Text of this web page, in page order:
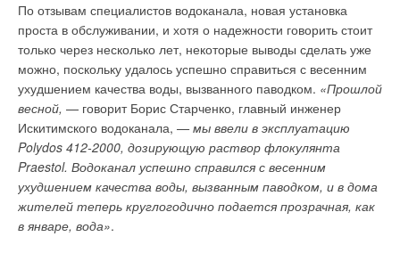
По отзывам специалистов водоканала, новая установка
проста в обслуживании, и хотя о надежности говорить стоит
только через несколько лет, некоторые выводы сделать уже
можно, поскольку удалось успешно справиться с весенним
ухудшением качества воды, вызванного паводком. «Прошлой
весной, — говорит Борис Старченко, главный инженер
Искитимского водоканала, — мы ввели в эксплуатацию
Polydos 412-2000, дозирующую раствор флокулянта
Praestol. Водоканал успешно справился с весенним
ухудшением качества воды, вызванным паводком, и в дома
жителей теперь круглогодично подается прозрачная, как
в январе, вода».
Текст комментария
описывает счетчики расхода
на отопления, не
потребляющих
энергопитания и
основанных на принципе
парообразования.
Огандарты устанавливают
основные требования к
конструкции, материалу,
изготовлению, монтажу,
работе и к оценке основных
параметров, которые
чугунный радиатор М140А
из семи секций.
Результатом
исследований стали
следующие факты.
Распределение
температуры по
поверхности чугунного
радиатора существенно
зависит от способа подачи